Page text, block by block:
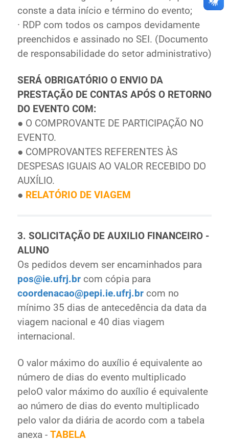
conste a data início e término do evento;
· RDP com todos os campos devidamente
preenchidos e assinado no SEI. (Documento
de responsabilidade do setor administrativo)
SERÁ OBRIGATÓRIO O ENVIO DA
PRESTAÇÃO DE CONTAS APÓS O RETORNO
DO EVENTO COM:
● O COMPROVANTE DE PARTICIPAÇÃO NO
EVENTO.
● COMPROVANTES REFERENTES ÀS
DESPESAS IGUAIS AO VALOR RECEBIDO DO
AUXÍLIO.
● RELATÓRIO DE VIAGEM
3. SOLICITAÇÃO DE AUXILIO FINANCEIRO -
ALUNO
Os pedidos devem ser encaminhados para
pos@ie.ufrj.brcom cópia para
coordenacao@pepi.ie.ufrj.br com no
mínimo 35 dias de antecedência da data da
viagem nacional e 40 dias viagem
internacional.
O valor máximo do auxílio é equivalente ao
número de dias do evento multiplicado
peloO valor máximo do auxílio é equivalente
ao número de dias do evento multiplicado
pelo valor da diária de acordo com a tabela
anexa - TABELA